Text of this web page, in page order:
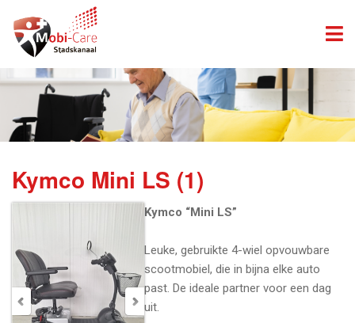
Kymco Mini LS (1)
Kymco “Mini LS”
Leuke, gebruikte 4-wiel opvouwbare
scootmobiel, die in bijna elke auto
past. De ideale partner voor een dag
uit.